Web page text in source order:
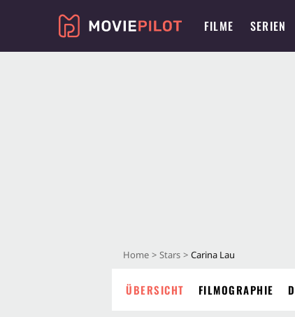
FILME SERIEN
Home Stars Carina Lau
ÜBERSICHT FILMOGRAPHIE